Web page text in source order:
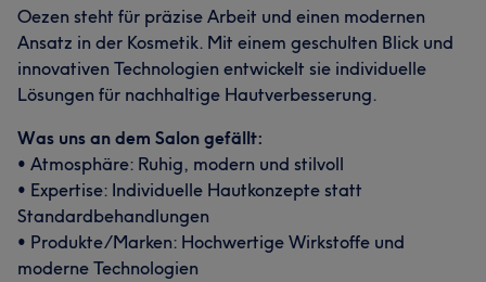
Oezen steht für präzise Arbeit und einen modernen
Ansatz in der Kosmetik. Mit einem geschulten Blick und
innovativen Technologien entwickelt sie individuelle
Lösungen für nachhaltige Hautverbesserung.
Was uns an dem Salon gefällt:
• Atmosphäre: Ruhig, modern und stilvoll
• Expertise: Individuelle Hautkonzepte statt
Standardbehandlungen
• Produkte/Marken: Hochwertige Wirkstoffe und
moderne Technologien